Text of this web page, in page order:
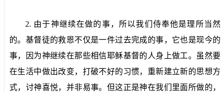
2. 由于神继续在做的事，所以我们侍奉他是理所当然
的。 基督徒的救恩不仅是一件过去完成的事，它也是现今的
事，因为神继续在那些相信耶稣基督的人身上做工。虽然要
在生活中做出改变，打破不好的习惯，重新建立新的思想方
式，讨神喜悦，并非易事。但这正是神在我们里面所做的，